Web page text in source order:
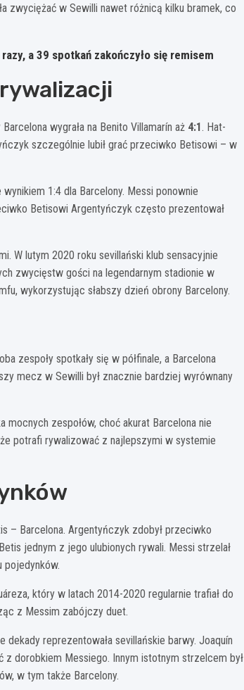
zwyciężać w Sewilli nawet różnicą kilku bramek, co
a 39 spotkań zakończyło się remisem
wygrała na Benito Villamarín aż 4:1. Hat-
szczególnie lubił grać przeciwko Betisowi – w
1:4 dla Barcelony. Messi ponownie
Betisowi Argentyńczyk często prezentował
W lutym 2020 roku sevillański klub sensacyjnie
zwycięstw gości na legendarnym stadionie w
wykorzystując słabszy dzień obrony Barcelony.
zespoły spotkały się w półfinale, a Barcelona
mecz w Sewilli był znacznie bardziej wyrównany
mocnych zespołów, choć akurat Barcelona nie
potrafi rywalizować z najlepszymi w systemie
– Barcelona. Argentyńczyk zdobył przeciwko
jednym z jego ulubionych rywali. Messi strzelał
pojedynków.
który w latach 2014-2020 regularnie trafiał do
z Messim zabójczy duet.
reprezentowała sevillańskie barwy. Joaquín
z dorobkiem Messiego. Innym istotnym strzelcem był
w tym także Barcelony.